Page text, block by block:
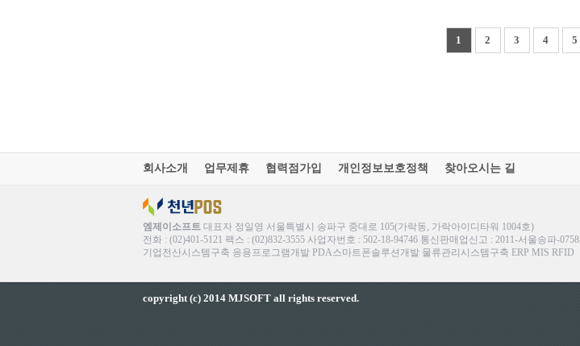
1 2 3 4 5
회사소개 업무제휴 협력점가입 개인정보보호정책 찾아오시는 길
엠제이소프트 대표자 정일영 서울특별시 송파구 중대로 105(가락동, 가락아이디타워 1004호)
전화 : (02)401-5121 팩스 : (02)832-3555 사업자번호 : 502-18-94746 통신판매업신고 : 2011-서울송파-0758
기업전산시스템구축 응용프로그램개발 PDA스마트폰솔루션개발 물류관리시스템구축 ERP MIS RFID
copyright (c) 2014 MJSOFT all rights reserved.